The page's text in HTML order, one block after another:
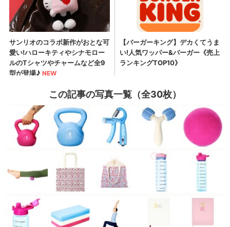
この記事の写真一覧（全30枚）